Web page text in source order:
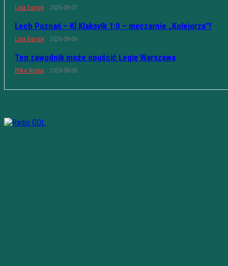
Liga Europy 2026-08-07
Lech Poznań – KÍ Klaksvík 1:0 – męczarnie „Kolejorza”!
Liga Europy 2026-08-06
Ten zawodnik może opuścić Legię Warszawa
Piłka Nożna 2026-08-06